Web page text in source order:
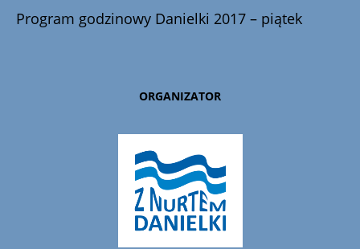
Program godzinowy Danielki 2017 – piątek
ORGANIZATOR